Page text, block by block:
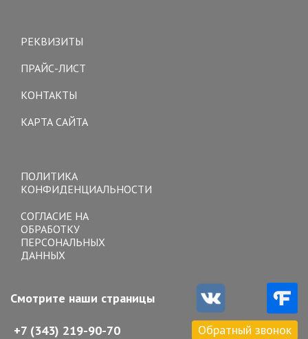
РЕКВИЗИТЫ
ПРАЙС-ЛИСТ
КОНТАКТЫ
КАРТА САЙТА
ПОЛИТИКА
КОНФИДЕНЦИАЛЬНОСТИ
СОГЛАСИЕ НА
ОБРАБОТКУ
ПЕРСОНАЛЬНЫХ
ДАННЫХ
Смотрите наши страницы
+7 (343) 219-90-70 Обратный звонок